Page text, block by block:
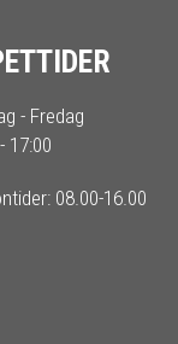
- Fredag
17:00
08.00-16.00